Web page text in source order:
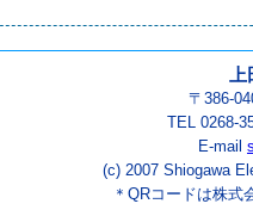
〒386-
TEL 0268-
E-mail
(c) 2007 Shiogawa
＊QRコードは株式